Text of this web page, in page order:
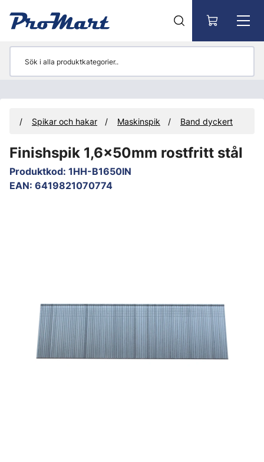
Spikar och hakar Maskinspik Band dyckert
Finishspik 1,6x50mm rostfritt stål
Produktkod: 1HH-B1650IN
EAN: 6419821070774